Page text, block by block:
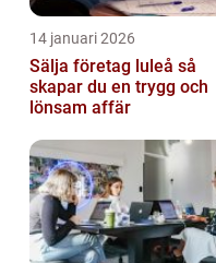
14 januari 2026
Sälja företag luleå så
skapar du en trygg och
lönsam affär